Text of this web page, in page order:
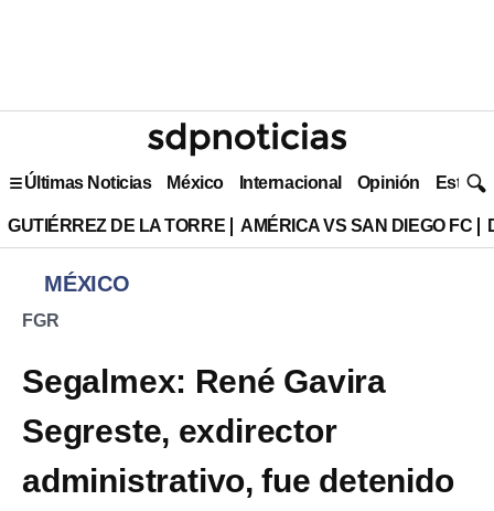
Últimas Noticias México Internacional Opinión Estilo
GUTIÉRREZ DE LA TORRE AMÉRICA VS SAN DIEGO FC
MÉXICO
FGR
Segalmex: René Gavira
Segreste, exdirector
administrativo, fue detenido